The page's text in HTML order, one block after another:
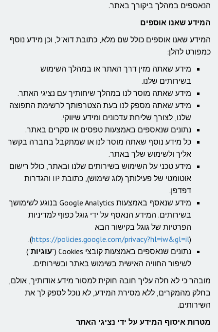
הנאספים במהלך ביקורך באתר.
המידע שאנו אוספים
המידע שאנו אוספים כולל שם מלא, כתובת דוא"ל, וכן מידע נוסף
כמפורט להלן:
מידע שאתה מזין דרך האתר או במהלך השימוש
בשירותים שלנו.
מידע שאתה מוסר לנו במהלך שיחותיך עם נציגי האתר.
מידע שאתה מספק לנו בעת הצטרפותך לרשימת התפוצה
שלנו, לצורך שליחת עדכונים ומידע שיווקי.
נתונים שנאספים באמצעות טפסים או סקרים באתר.
כל מידע נוסף שאתה מוסר לנו או שמתקבל בחברה בקשר
אליך ולשימוש שלך באתר.
מידע טכני על השימוש בשירותים שלנו ובאתר, כולל רישום
אוטומטי של פעילותך (לוג שימוש), כתובת IP והגדרות
דפדפן.
מידע שנאסף באמצעות Google Analytics בנוגע לשימושך
בשירותים. המידע הנאסף על ידי גוגל כפוף למדיניות
הפרטיות של גוגל בקישור הבא
(
https://policies.google.com/privacy?hl=iw&gl=il
).
נתונים שנאספים באמצעות קובצי Cookies ("
עוגיות")
לשיפור החוויה האישית בשימוש באתר ובשירותים.
מובהר כי לא חלה עליך חובה חוקית למסור מידע אודותיך, אולם,
בחלק מהמקרים, ללא מסירת המידע, לא נוכל לספק לך את
השירותים.
מטרות איסוף המידע על ידי נציגי האתר